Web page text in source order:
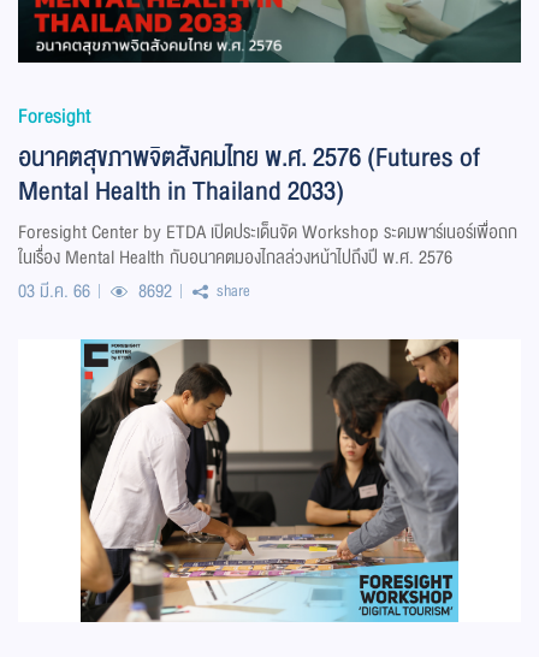
Foresight
อนาคตสุขภาพจิตสังคมไทย พ.ศ. 2576 (Futures of
Mental Health in Thailand 2033)
Foresight Center by ETDA เปิดประเด็นจัด Workshop ระดมพาร์เนอร์เพื่อถก
ในเรื่อง Mental Health กับอนาคตมองไกลล่วงหน้าไปถึงปี พ.ศ. 2576
03 มี.ค. 66
8692 share